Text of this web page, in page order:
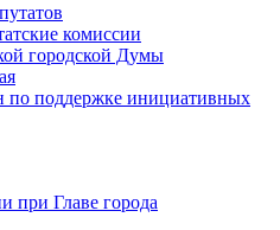
комиссии
городской Думы
по поддержке инициативных
при Главе города